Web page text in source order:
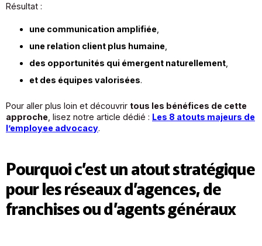
Résultat :
une communication amplifiée
une relation client plus humaine
des opportunités qui émergent naturellement
et des équipes valorisées.
Pour aller plus loin et découvrir tous les bénéfices de cette
approche , lisez notre article dédié : Les 8 atouts majeurs de
l’employee advocacy.
Pourquoi c’est un atout stratégique
pour les réseaux d’agences, de
franchises ou d’agents généraux